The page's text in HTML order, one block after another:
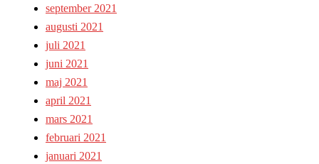
september 2021
augusti 2021
juli 2021
juni 2021
maj 2021
april 2021
mars 2021
februari 2021
januari 2021